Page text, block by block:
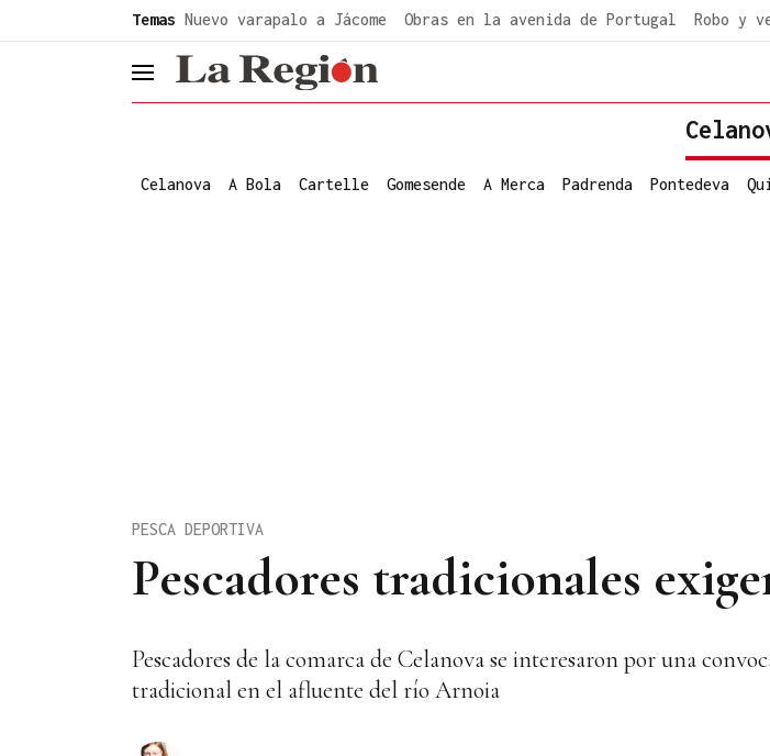
Temas Nuevo varapalo a Jácome Obras en la avenida de Portugal Robo y
header.menu.open
Celanova A Bola Cartelle Gomesende A Merca Padrenda Pontedeva
Pescadores tradicionales
PESCA DEPORTIVA
Pescadores de la comarca de Celanova se interesaron por una
tradicional en el afluente del río Arnoia